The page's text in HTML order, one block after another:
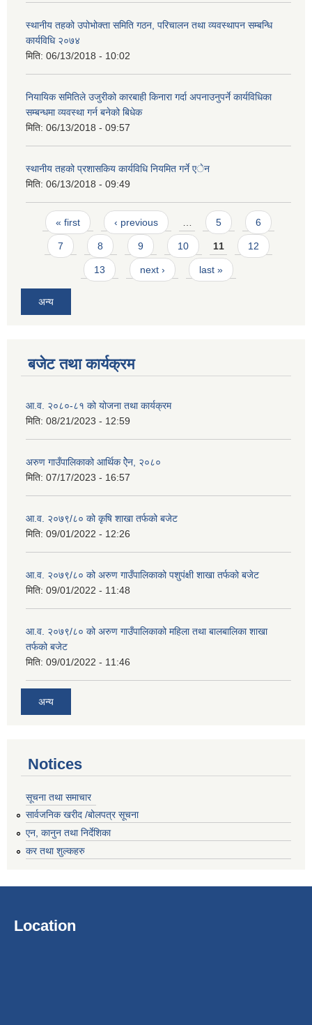
स्थानीय तहको उपोभोक्ता समिति गठन, परिचालन तथा व्यवस्थापन सम्बन्धि
कार्यविधि २०७४
मिति: 06/13/2018 - 10:02
नियायिक समितिले उजुरीको कारबाही किनारा गर्दा अपनाउनुपर्ने कार्यविधिका
सम्बन्धमा व्यवस्था गर्न बनेको बिधेक
मिति: 06/13/2018 - 09:57
स्थानीय तहको प्रशासकिय कार्यविधि नियमित गर्ने एेन
मिति: 06/13/2018 - 09:49
Pages
« first ‹ previous 5 6
7 8 9 10 11 12
13 next › last »
अन्य
बजेट तथा कार्यक्रम
आ.व. २०८०-८१ को योजना तथा कार्यक्रम
मिति: 08/21/2023 - 12:59
अरुण गाउँपालिकाको आर्थिक ऐेन, २०८०
मिति: 07/17/2023 - 16:57
आ.व. २०७९/८० को कृषि शाखा तर्फको बजेट
मिति: 09/01/2022 - 12:26
आ.व. २०७९/८० को अरुण गाउँपालिकाको पशुपंक्षी शाखा तर्फको बजेट
मिति: 09/01/2022 - 11:48
आ.व. २०७९/८० को अरुण गाउँपालिकाको महिला तथा बालबालिका शाखा
तर्फको बजेट
मिति: 09/01/2022 - 11:46
अन्य
Notices
सूचना तथा समाचार
सार्वजनिक खरीद /बोलपत्र सूचना
एन, कानुन तथा निर्देशिका
कर तथा शुल्कहरु
Location